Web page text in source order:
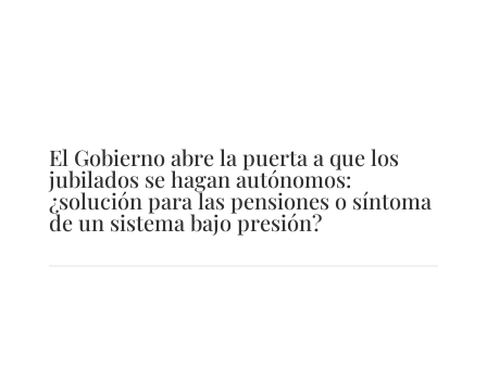
El Gobierno abre la puerta a que los
jubilados se hagan autónomos:
¿solución para las pensiones o síntoma
de un sistema bajo presión?